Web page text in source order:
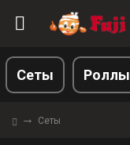
Сеты Роллы
Сеты